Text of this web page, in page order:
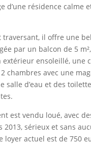
d’une résidence calme
traversant, il offre une
par un balcon de 5
extérieur ensoleillé, une
chambres avec une
salle d’eau et des
est vendu loué, avec
2013, sérieux et sans
loyer actuel est de 750